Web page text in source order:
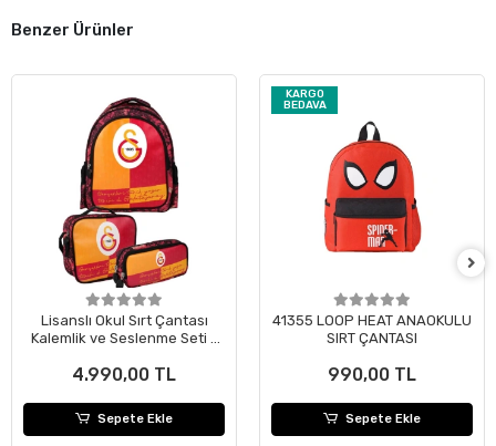
Benzer Ürünler
Lisanslı Okul Sırt Çantası
Kalemlik ve Seslenme Seti -
4.990,00 TL
Sepete Ekle
KARGO
BEDAVA
41355 LOOP HEAT ANAOKULU
SIRT ÇANTASI
990,00 TL
Sepete Ekle